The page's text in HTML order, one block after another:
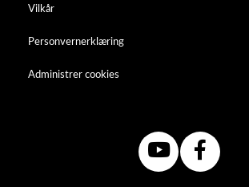
Vilkår
Personvernerklæring
Administrer cookies